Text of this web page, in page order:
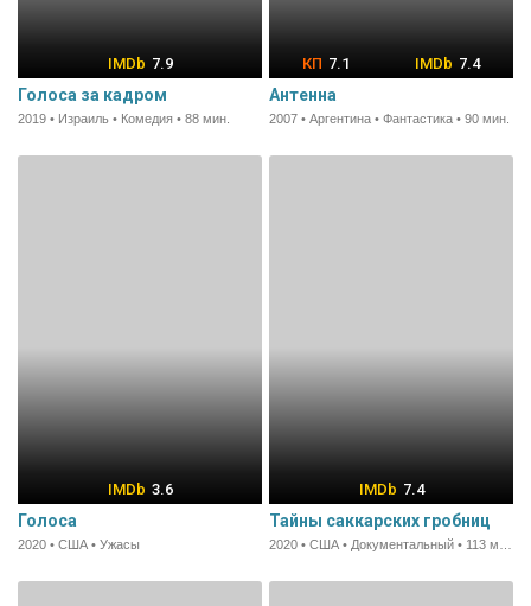
7.9
Голоса за кадром
2019 • Израиль • Комедия • 88 мин.
7.1 7.4
Антенна
2007 • Аргентина • Фантастика • 90 мин.
3.6
Голоса
2020 • США • Ужасы
7.4
Тайны саккарских гробниц